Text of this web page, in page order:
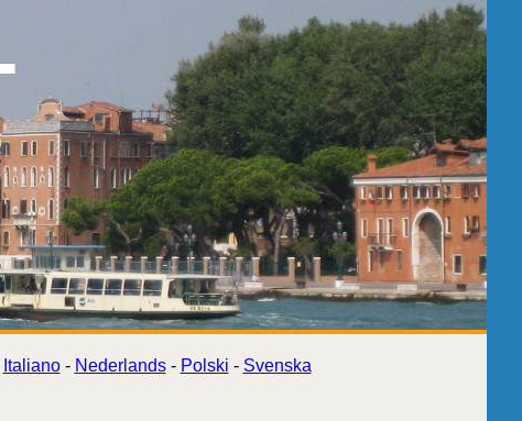
Italiano- Nederlands- Polski - Svenska